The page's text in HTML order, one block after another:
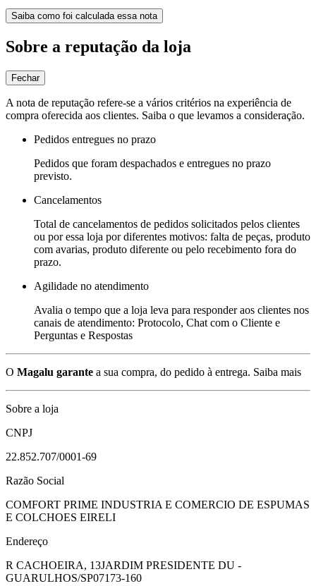
Saiba como foi calculada essa nota
Sobre a reputação da loja
Fechar
A nota de reputação refere-se a vários critérios na experiência de
compra oferecida aos clientes. Saiba o que levamos a consideração.
Pedidos entregues no prazo
Pedidos que foram despachados e entregues no prazo
previsto.
Cancelamentos
Total de cancelamentos de pedidos solicitados pelos clientes
ou por essa loja por diferentes motivos: falta de peças, produto
com avarias, produto diferente ou pelo recebimento fora do
prazo.
Agilidade no atendimento
Avalia o tempo que a loja leva para responder aos clientes nos
canais de atendimento: Protocolo, Chat com o Cliente e
Perguntas e Respostas
O Magalu garante a sua compra, do pedido à entrega. Saiba mais
Sobre a loja
CNPJ
22.852.707/0001-69
Razão Social
COMFORT PRIME INDUSTRIA E COMERCIO DE ESPUMAS
E COLCHOES EIRELI
Endereço
R CACHOEIRA, 13JARDIM PRESIDENTE DU -
GUARULHOS/SP07173-160